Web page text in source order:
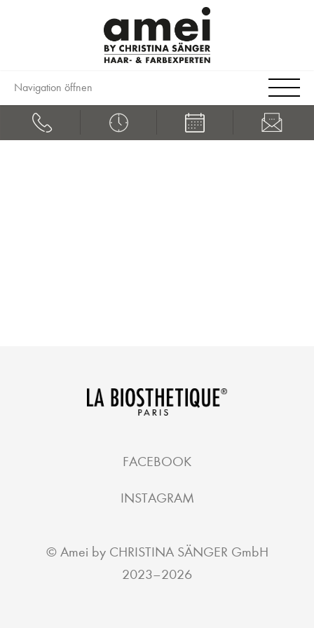
Navigation öffnen
© Amei by CHRISTINA SÄNGER GmbH
2023–2026
FACEBOOK
INSTAGRAM